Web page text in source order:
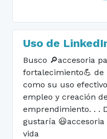
Uso de
Busco 🔎accesoria
fortalecimiento💪 de
como su uso
empleo y creación
emprendimiento. . .
gustaría
vida